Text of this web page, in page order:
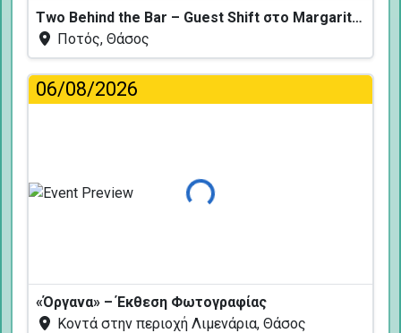
Two Behind the Bar – Guest Shift στο Margarita Fresh
Ποτός, Θάσος
06/08/2026
Φόρτωση...
«Όργανα» – Έκθεση Φωτογραφίας
Κοντά στην περιοχή Λιμενάρια, Θάσος